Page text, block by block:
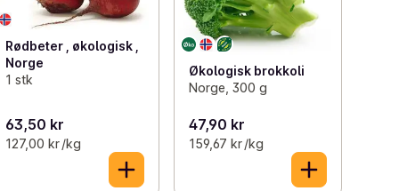
Rødbeter , økologisk ,
Norge
1 stk
63,50 kr
127,00 kr /kg
Økologisk brokkoli
Norge, 300 g
47,90 kr
159,67 kr /kg